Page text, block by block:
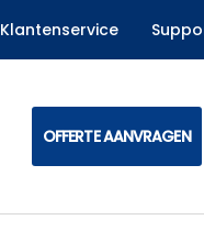
Klantenservice
OFFERTE AANVRAGEN